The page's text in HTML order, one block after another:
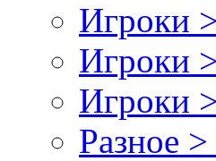
Игроки
Игроки
Игроки
Разное